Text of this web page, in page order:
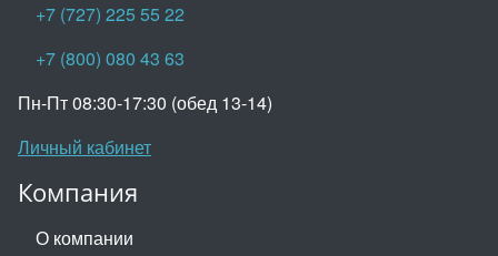
+7 (727) 225 55 22
+7 (800) 080 43 63
Пн-Пт 08:30-17:30 (обед 13-14)
Личный кабинет
Компания
О компании